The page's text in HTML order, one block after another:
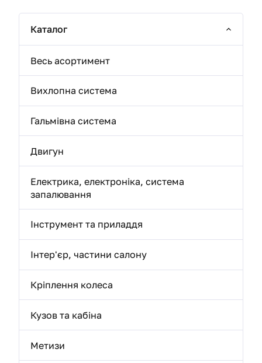
Каталог
Весь асортимент
Вихлопна система
Гальмівна система
Двигун
Електрика, електроніка, система
запалювання
Інструмент та приладдя
Інтер'єр, частини салону
Кріплення колеса
Кузов та кабіна
Метизи